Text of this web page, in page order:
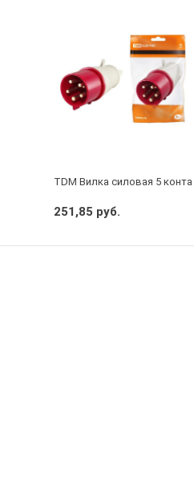
выключатель 1/40А
TDM Вилка силовая 5
251,85 руб.